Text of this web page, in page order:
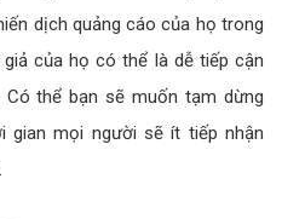
dịch quảng cáo của họ trong
của họ có thể là dễ tiếp cận
thể bạn sẽ muốn tạm dừng
gian mọi người sẽ ít tiếp nhận